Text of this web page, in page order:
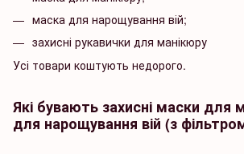
маска для нарощування вій;
захисні рукавички для манікюру
Усі товари коштують недорого.
Які бувають захисні маски для
для нарощування вій (з